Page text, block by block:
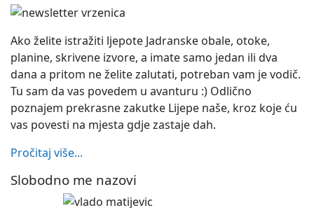
Ako želite istražiti ljepote Jadranske obale, otoke,
planine, skrivene izvore, a imate samo jedan ili dva
dana a pritom ne želite zalutati, potreban vam je vodič.
Tu sam da vas povedem u avanturu :) Odlično
poznajem prekrasne zakutke Lijepe naše, kroz koje ću
vas povesti na mjesta gdje zastaje dah.
Pročitaj više...
Slobodno me nazovi